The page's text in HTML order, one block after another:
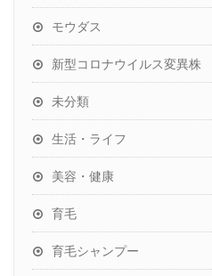
モウダス
新型コロナウイルス変異株
未分類
生活・ライフ
美容・健康
育毛
育毛シャンプー